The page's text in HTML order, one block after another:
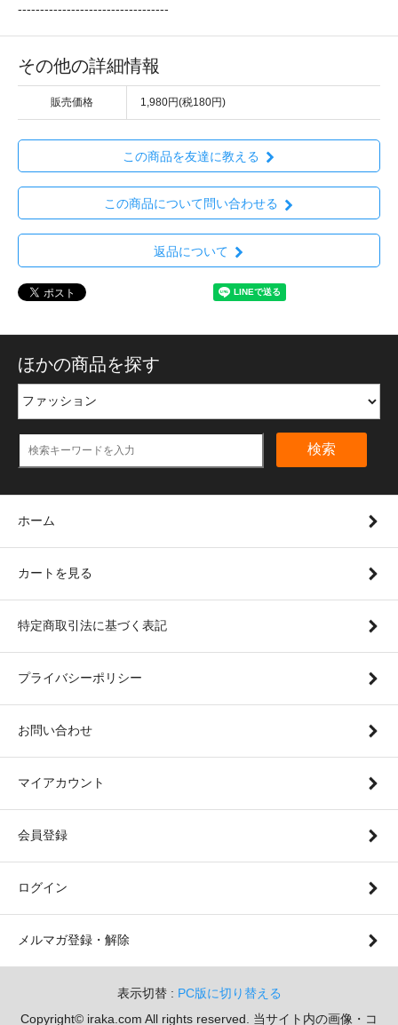
----------------------------------
その他の詳細情報
販売価格 1,980円(税180円)
この商品を友達に教える
この商品について問い合わせる
返品について
ほかの商品を探す
検索
ホーム
カートを見る
特定商取引法に基づく表記
プライバシーポリシー
お問い合わせ
マイアカウント
会員登録
ログイン
メルマガ登録・解除
表示切替 : PC版に切り替える
Copyright© iraka.com All rights reserved. 当サイト内の画像・コ